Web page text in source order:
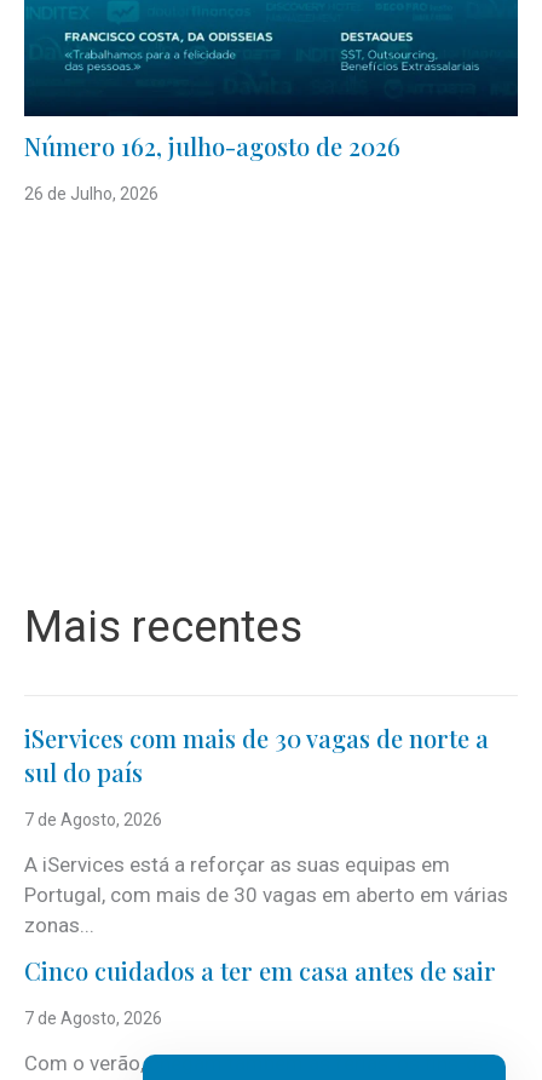
Número 162, julho-agosto de 2026
26 de Julho, 2026
Mais recentes
iServices com mais de 30 vagas de norte a
sul do país
7 de Agosto, 2026
A iServices está a reforçar as suas equipas em
Portugal, com mais de 30 vagas em aberto em várias
zonas...
Cinco cuidados a ter em casa antes de sair
7 de Agosto, 2026
Com o verão, chegam também as férias, os fins-de-